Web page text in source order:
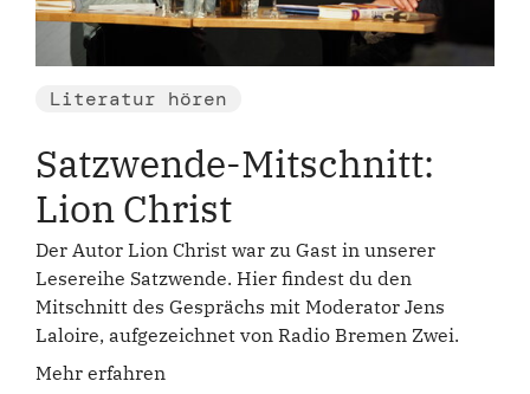
Literatur hören
Satzwende-Mitschnitt:
Lion Christ
Der Autor Lion Christ war zu Gast in unserer
Lesereihe Satzwende. Hier findest du den
Mitschnitt des Gesprächs mit Moderator Jens
Laloire, aufgezeichnet von Radio Bremen Zwei.
Mehr erfahren